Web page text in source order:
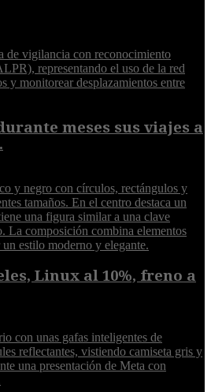
meses sus viajes a
Linux al 10%, freno a